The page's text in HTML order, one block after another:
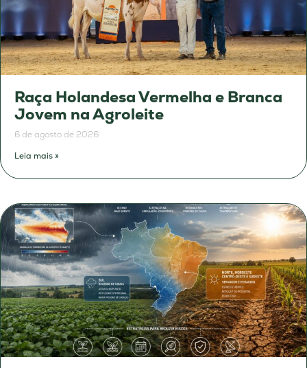
Raça Holandesa Vermelha e Branca
Jovem na Agroleite
6 de agosto de 2026
Leia mais »